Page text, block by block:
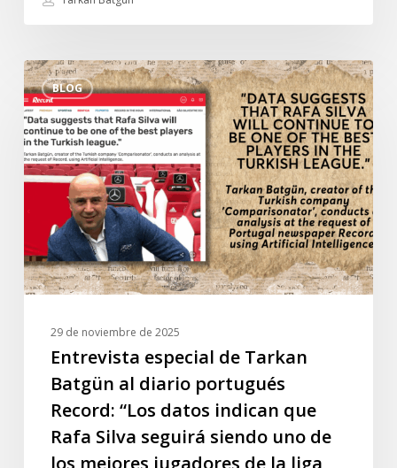
BLOG
Entrevista
especial
de
Tarkan
Batgün
al
portugués
Record:
“Los
datos
seguirá
siendo
29 de noviembre de 2025
Entrevista especial de Tarkan
Batgün al diario portugués
Record: “Los datos indican que
Rafa Silva seguirá siendo uno de
los mejores jugadores de la liga